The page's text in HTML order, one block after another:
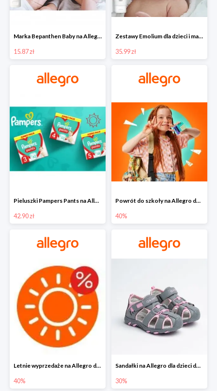
Marka Bepanthen Baby na Allegro od 15,87 zł!
15.87 zł
Zestawy Emolium dla dzieci i mam na Allegro od 35,99 zł
35.99 zł
Pieluszki Pampers Pants na Allegro od 42,90 zł
42.90 zł
Powrót do szkoły na Allegro do -40%
40%
Letnie wyprzedaże na Allegro do -40%
40%
Sandałki na Allegro dla dzieci do -30%
30%